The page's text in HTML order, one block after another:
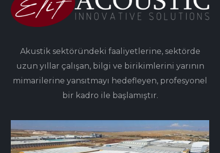
Akustik sektöründeki faaliyetlerine, sektörde
uzun yıllar çalışan, bilgi ve birikimlerini yarının
mimarilerine yansıtmayı hedefleyen, profesyonel
bir kadro ile başlamıştır.